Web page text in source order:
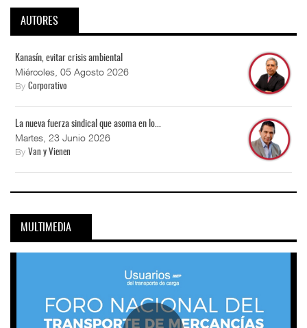
AUTORES
Kanasín, evitar crisis ambiental
Miércoles, 05 Agosto 2026
By Corporativo
La nueva fuerza sindical que asoma en lo...
Martes, 23 Junio 2026
By Van y Vienen
MULTIMEDIA